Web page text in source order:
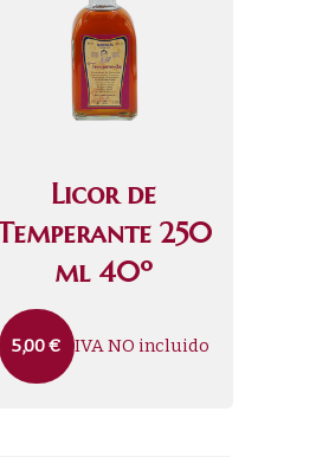
Licor de
250
ml 40º
5,00€ IVA NO incluido